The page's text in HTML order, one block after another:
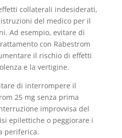
collaterali indesiderati,
del medico per il
Ad esempio, evitare di
con Rabestrom
il rischio di effetti
e la vertigine.
di interrompere il
25 mg senza prima
improvvisa del
epilettiche o peggiorare i
periferica.